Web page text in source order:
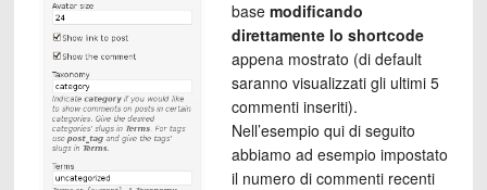
base modificando
direttamente lo shortcode
appena mostrato (di default
saranno visualizzati gli ultimi 5
commenti inseriti).
Nell’esempio qui di seguito
abbiamo ad esempio impostato
il numero di commenti recenti